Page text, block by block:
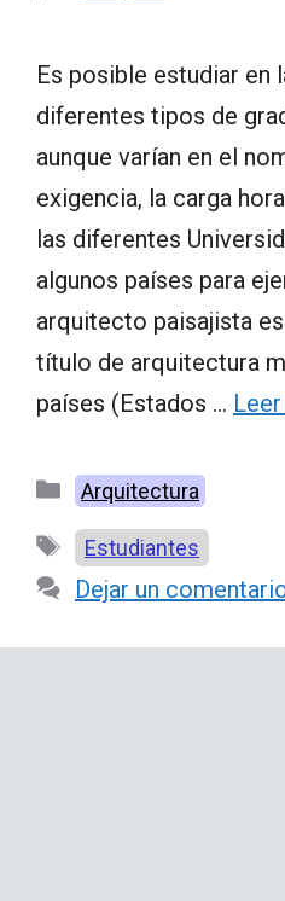
Es posible estudiar en
diferentes tipos de
aunque varían en el
exigencia, la carga
las diferentes
algunos países para
arquitecto paisajista
título de arquitectura
países (Estados …
Categorías
Arquitectura
Etiquetas
Estudiantes
Dejar un